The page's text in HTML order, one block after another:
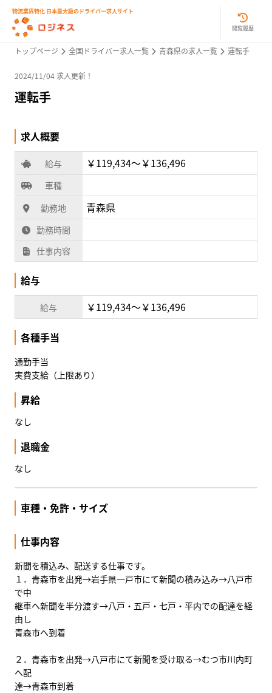
物流業界特化 日本最大級のドライバー求人サイト
閲覧履歴
トップページ 全国ドライバー求人一覧 青森県の求人一覧 運転手
2024/11/04 求人更新！
運転手
求人概要
給与 ￥119,434〜￥136,496
車種
勤務地
青森県
勤務時間
仕事内容
給与
給与 ￥119,434〜￥136,496
各種手当
通勤手当
実費支給（上限あり）
昇給
なし
退職金
なし
車種・免許・サイズ
仕事内容
新聞を積込み、配送する仕事です。
１．青森市を出発→岩手県一戸市にて新聞の積み込み→八戸市
で中
継車へ新聞を半分渡す→八戸・五戸・七戸・平内での配達を経
由し
青森市へ到着
２．青森市を出発→八戸市にて新聞を受け取る→むつ市川内町
へ配
達→青森市到着